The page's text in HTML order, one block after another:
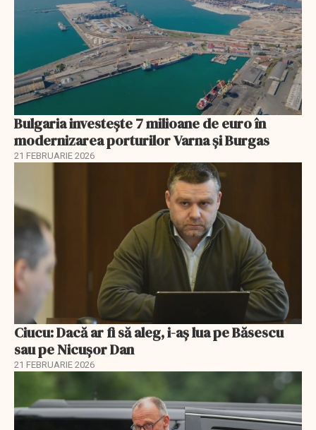
Bulgaria investește 7 milioane de euro în
modernizarea porturilor Varna și Burgas
21 FEBRUARIE 2026
Ciucu: Dacă ar fi să aleg, i-aș lua pe Băsescu
sau pe Nicușor Dan
21 FEBRUARIE 2026